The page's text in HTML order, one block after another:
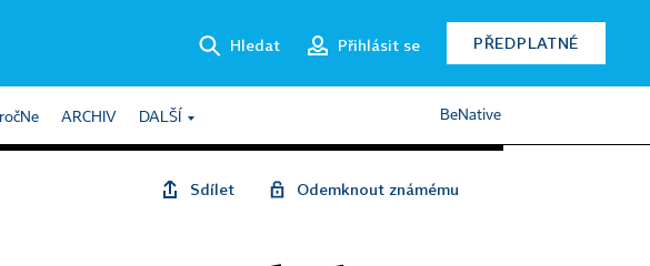
Hledat Přihlásit se PŘEDPLATNÉ
ARCHIV DALŠÍ BeNative
Sdílet Odemknout známému